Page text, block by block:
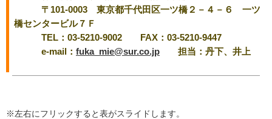
〒101-0003 東京都千代田区一ツ橋２－４－６ 一ツ
橋センタービル７Ｆ
TEL：03-5210-9002 FAX：03-5210-9447
e-mail： fuka_mie@sur.co.jp 担当：丹下、井上
※左右にフリックすると表がスライドします。